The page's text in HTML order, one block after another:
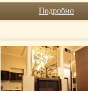
Подробно